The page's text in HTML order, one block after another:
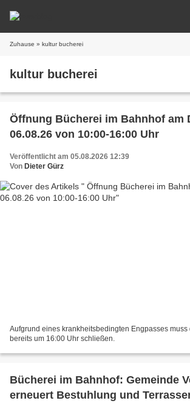
Zuhause » kultur bucherei
kultur bucherei
Öffnung Bücherei im Bahnhof am
06.08.26 von 10:00-16:00 Uhr
Veröffentlicht am 05.08.2026 12:39
Von Dieter Gürz
Aufgrund eines krankheitsbedingten Engpasses
bereits um 16:00 Uhr schließen.
Bücherei im Bahnhof: Gemeinde
erneuert Bestuhlung und